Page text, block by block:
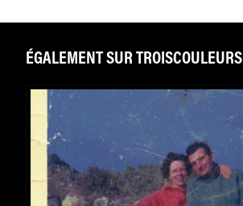
ÉGALEMENT SUR TROISCOULEURS